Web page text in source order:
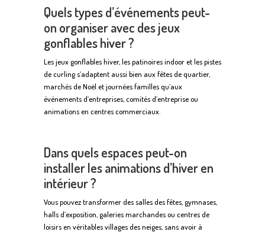
Quels types d’événements peut-
on organiser avec des jeux
gonflables hiver ?
Les jeux gonflables hiver, les patinoires indoor et les pistes
de curling s’adaptent aussi bien aux fêtes de quartier,
marchés de Noël et journées familles qu’aux
événements d’entreprises, comités d’entreprise ou
animations en centres commerciaux.
Dans quels espaces peut-on
installer les animations d’hiver en
intérieur ?
Vous pouvez transformer des salles des fêtes, gymnases,
halls d’exposition, galeries marchandes ou centres de
loisirs en véritables villages des neiges, sans avoir à